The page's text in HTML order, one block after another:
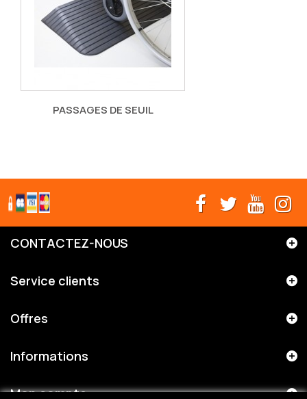
PASSAGES DE SEUIL
CONTACTEZ-NOUS
Service clients
Offres
Informations
Mon compte